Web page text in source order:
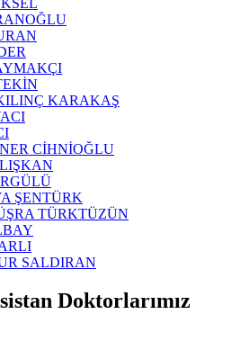
KARAKAŞ
CİHNİOĞLU
ŞENTÜRK
TÜRKTÜZÜN
SALDIRAN
Doktorlarımız